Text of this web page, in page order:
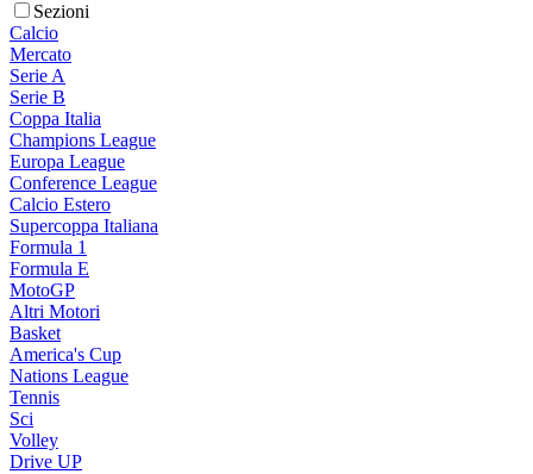
Sezioni
Calcio
Mercato
Serie A
Serie B
Coppa Italia
Champions League
Europa League
Conference League
Calcio Estero
Supercoppa Italiana
Formula 1
Formula E
MotoGP
Altri Motori
Basket
America's Cup
Nations League
Tennis
Sci
Volley
Drive UP